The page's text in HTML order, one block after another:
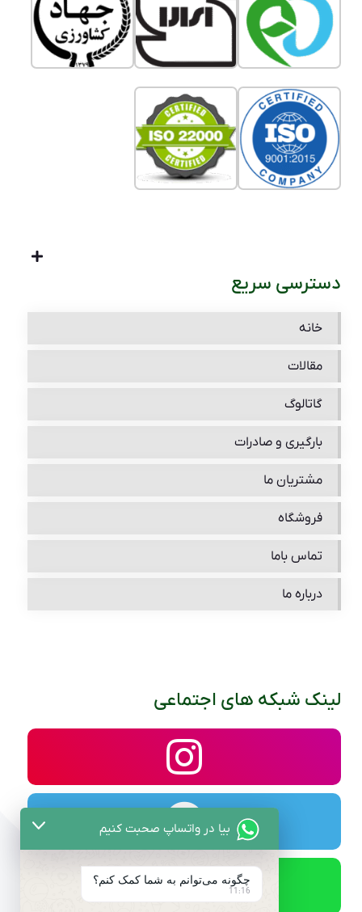
دسترسی سریع
خانه
مقالات
گاتالوگ
بارگیری و صادرات
مشتریان ما
فروشگاه
تماس باما
درباره ما
لینک شبکه های اجتماعی
بیا در واتساپ صحبت کنیم
چگونه می‌توانم به شما کمک کنم؟
11:16